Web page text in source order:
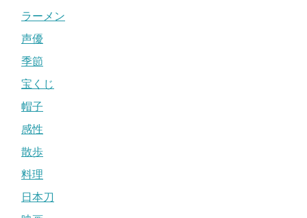
ラーメン
声優
季節
宝くじ
帽子
感性
散歩
料理
日本刀